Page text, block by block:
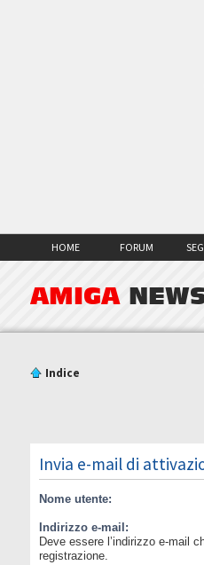
HOME FORUM
AMIGA
Indice
Invia e-mail di
Nome utente:
Indirizzo e-mail:
Deve essere l’indirizzo e-mail
registrazione.